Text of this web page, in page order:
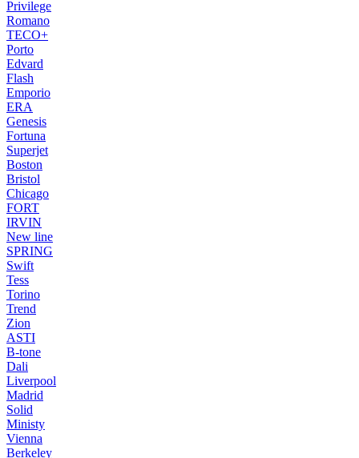
Privilege
Romano
TECO+
Porto
Edvard
Flash
Emporio
ERA
Genesis
Fortuna
Superjet
Boston
Bristol
Chicago
FORT
IRVIN
New line
SPRING
Swift
Tess
Torino
Trend
Zion
ASTI
B-tone
Dali
Liverpool
Madrid
Solid
Ministy
Vienna
Berkeley